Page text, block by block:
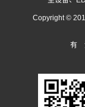
Copyright ©
有